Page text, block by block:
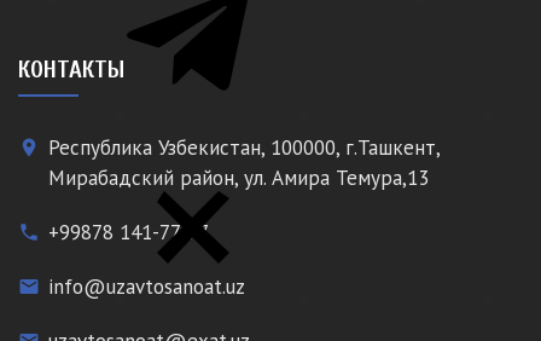
КОНТАКТЫ
place
Республика Узбекистан, 100000, г.Ташкент,
Мирабадский район, ул. Амира Темура,13
phone +99878 141-77-77
email info@uzavtosanoat.uz